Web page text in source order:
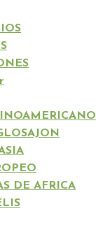
DE AFRICA